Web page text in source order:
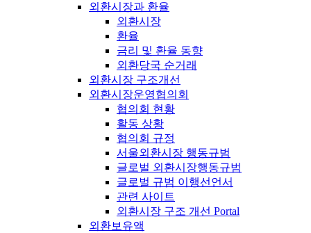
외환시장과 환율
외환시장
환율
금리 및 환율 동향
외환당국 순거래
외환시장 구조개선
외환시장운영협의회
협의회 현황
활동 상황
협의회 규정
서울외환시장 행동규범
글로벌 외환시장행동규범
글로벌 규범 이행선언서
관련 사이트
외환시장 구조 개선 Portal
외환보유액